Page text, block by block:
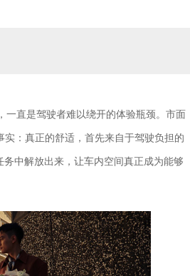
一直是驾驶者难以绕开的体验瓶颈。市面
：真正的舒适，首先来自于驾驶负担的
中解放出来，让车内空间真正成为能够